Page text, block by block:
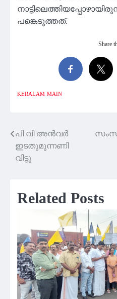
പങ്കെടുത്തത്.
Share
KERALAM MAIN
Post
navigation
പി വി അൻവർ
ഇടതുമുന്നണി
വിട്ടു
Related Posts